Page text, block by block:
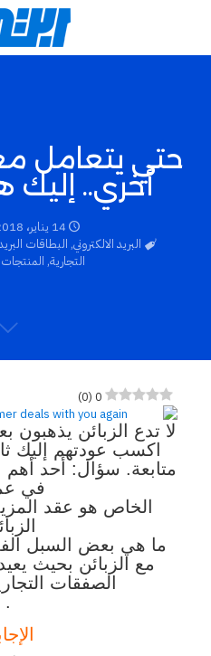
حتي يتعامل
أخري.. إليك
14 يناير، 2018
البريد الالكتروني, البطاقات
التجارية, المنتجات
0
(
0
)
لا تدع الزبائن يذهبون
اكسب عودتهم إليك
متابعة. سؤال: أحد أهم
في
الخاص هو عقد
ما هي بعض السبل
مع الزبائن بحيث
الصفقات
.